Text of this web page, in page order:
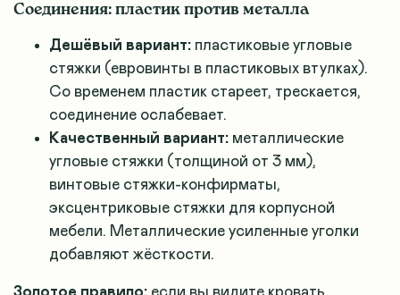
Соединения: пластик против металла
Дешёвый вариант: пластиковые угловые
стяжки (евровинты в пластиковых втулках).
Со временем пластик стареет, трескается,
соединение ослабевает.
Качественный вариант: металлические
угловые стяжки (толщиной от 3 мм),
винтовые стяжки-конфирматы,
эксцентриковые стяжки для корпусной
мебели. Металлические усиленные уголки
добавляют жёсткости.